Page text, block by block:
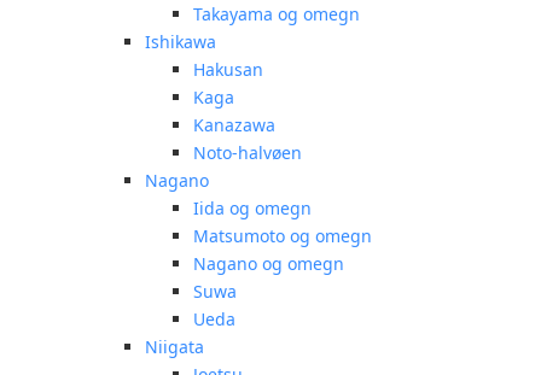
Takayama og omegn
Ishikawa
Hakusan
Kaga
Kanazawa
Noto-halvøen
Nagano
Iida og omegn
Matsumoto og omegn
Nagano og omegn
Suwa
Ueda
Niigata